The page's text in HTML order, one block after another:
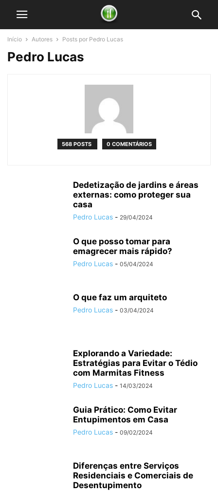
Início Autores Posts por Pedro Lucas
Pedro Lucas
568 POSTS 0 COMENTÁRIOS
Dedetização de jardins e áreas
externas: como proteger sua
casa
Pedro Lucas - 29/04/2024
O que posso tomar para
emagrecer mais rápido?
Pedro Lucas - 05/04/2024
O que faz um arquiteto
Pedro Lucas - 03/04/2024
Explorando a Variedade:
Estratégias para Evitar o Tédio
com Marmitas Fitness
Pedro Lucas - 14/03/2024
Guia Prático: Como Evitar
Entupimentos em Casa
Pedro Lucas - 09/02/2024
Diferenças entre Serviços
Residenciais e Comerciais de
Desentupimento